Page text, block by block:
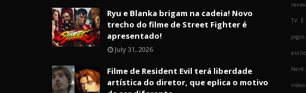
Ryu e Blanka brigam na cadeia! Novo
trecho do filme de Street Fighter é
apresentado!
July 31, 2026
Filme de Resident Evil terá liberdade
artística do diretor, que eplica o motivo
TV.
estilo